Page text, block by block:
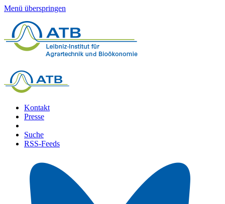
Menü überspringen
Kontakt
Presse
Suche
RSS-Feeds